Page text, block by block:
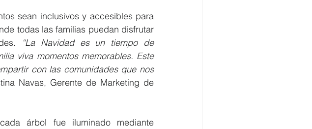
sean inclusivos y accesibles para
todas las familias puedan disfrutar
“La Navidad es un tiempo de
viva momentos memorables. Este
con las comunidades que nos
Navas, Gerente de Marketing de
árbol fue iluminado mediante